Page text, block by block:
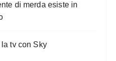
di merda esiste in
tv con Sky